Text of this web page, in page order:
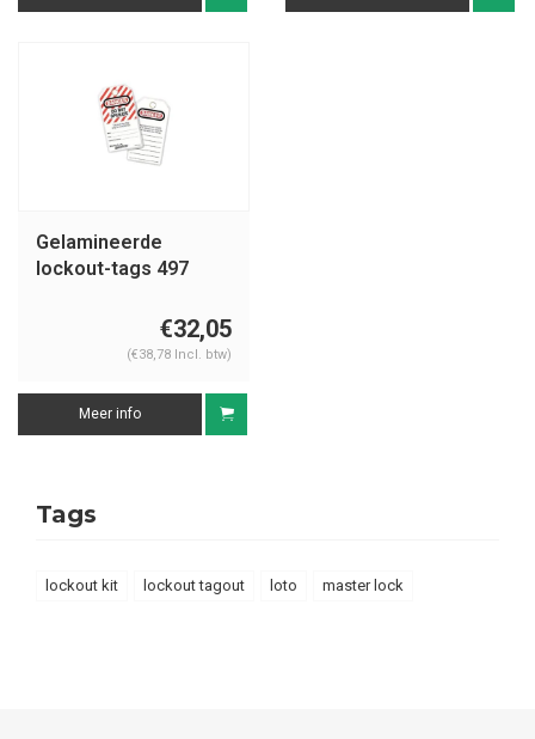
Gelamineerde
lockout-tags 497
€32,05
(€38,78 Incl. btw)
Meer info
Tags
lockout kit lockout tagout loto master lock